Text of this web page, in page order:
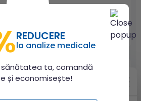
Coombs direct
REDUCERE
la analize medicale
sănătatea ta, comandă
și economisește!